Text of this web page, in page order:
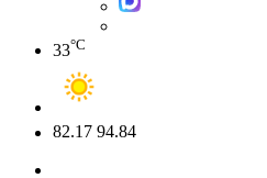
33°C
82.17 94.84